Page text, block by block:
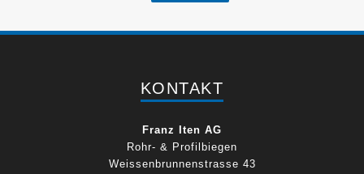
KONTAKT
Franz Iten AG
Rohr- & Profilbiegen
Weissenbrunnenstrasse 43